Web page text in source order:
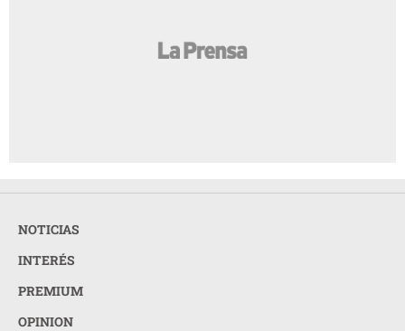
NOTICIAS
INTERÉS
PREMIUM
OPINION